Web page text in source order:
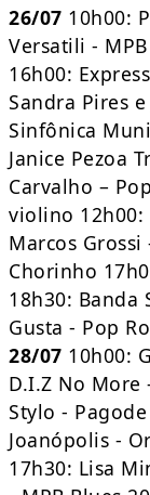
26/07 10h00:
Versatili -
16h00:
Sandra Pires
Sinfônica
Janice Pezoa
Carvalho – Pop
violino 12h00:
Marcos
Chorinho
18h30: Banda
Gusta - Pop
28/07 10h00:
D.I.Z No More
Stylo -
Joanópolis -
17h30: Lisa